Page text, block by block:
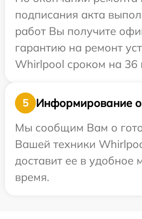
подписания акта
работ Вы получите
гарантию на ремонт
Whirlpool сроком на 36
5
Информирование о
Мы сообщим Вам о
Вашей техники
доставит ее в удобное
время.